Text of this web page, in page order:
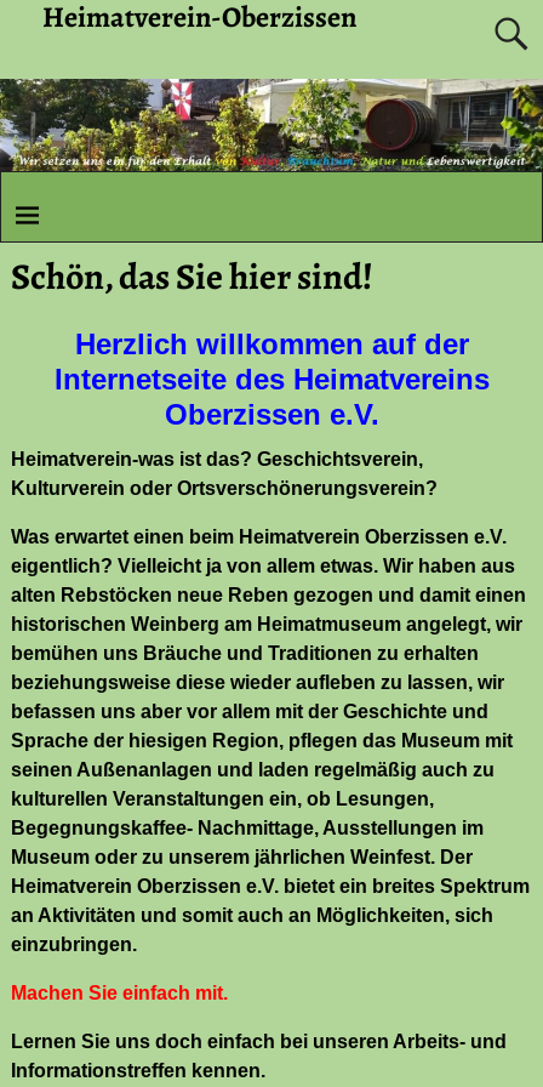
Heimatverein-Oberzissen
Schön, das Sie hier sind!
Herzlich willkommen auf der
Internetseite des Heimatvereins
Oberzissen e.V.
Heimatverein-was ist das? Geschichtsverein,
Kulturverein oder Ortsverschönerungsverein?
Was erwartet einen beim Heimatverein Oberzissen e.V.
eigentlich? Vielleicht ja von allem etwas. Wir haben aus
alten Rebstöcken neue Reben gezogen und damit einen
historischen Weinberg am Heimatmuseum angelegt, wir
bemühen uns Bräuche und Traditionen zu erhalten
beziehungsweise diese wieder aufleben zu lassen, wir
befassen uns aber vor allem mit der Geschichte und
Sprache der hiesigen Region, pflegen das Museum mit
seinen Außenanlagen und laden regelmäßig auch zu
kulturellen Veranstaltungen ein, ob Lesungen,
Begegnungskaffee- Nachmittage, Ausstellungen im
Museum oder zu unserem jährlichen Weinfest. Der
Heimatverein Oberzissen e.V. bietet ein breites Spektrum
an Aktivitäten und somit auch an Möglichkeiten, sich
einzubringen.
Machen Sie einfach mit.
Lernen Sie uns doch einfach bei unseren Arbeits- und
Informationstreffen kennen.